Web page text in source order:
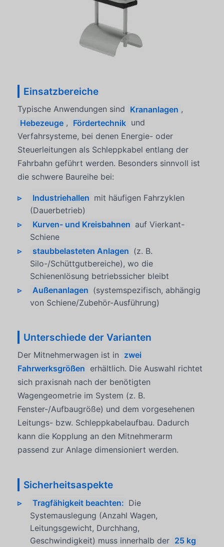
Einsatzbereiche
Typische Anwendungen sind Krananlagen ,
Hebezeuge , Fördertechnik und
Verfahrsysteme, bei denen Energie- oder
Steuerleitungen als Schleppkabel entlang der
Fahrbahn geführt werden. Besonders sinnvoll ist
die schwere Baureihe bei:
Industriehallen mit häufigen Fahrzyklen
(Dauerbetrieb)
Kurven- und Kreisbahnen auf Vierkant-
Schiene
staubbelasteten Anlagen (z. B.
Silo-/Schüttgutbereiche), wo die
Schienenlösung betriebssicher bleibt
Außenanlagen (systemspezifisch, abhängig
von Schiene/Zubehör-Ausführung)
Unterschiede der Varianten
Der Mitnehmerwagen ist in zwei
Fahrwerksgrößen erhältlich. Die Auswahl richtet
sich praxisnah nach der benötigten
Wagengeometrie im System (z. B.
Fenster-/Aufbaugröße) und dem vorgesehenen
Leitungs- bzw. Schleppkabelaufbau. Dadurch
kann die Kopplung an den Mitnehmerarm
passend zur Anlage dimensioniert werden.
Sicherheitsaspekte
Tragfähigkeit beachten: Die
Systemauslegung (Anzahl Wagen,
Leitungsgewicht, Durchhang,
Geschwindigkeit) muss innerhalb der 25 kg